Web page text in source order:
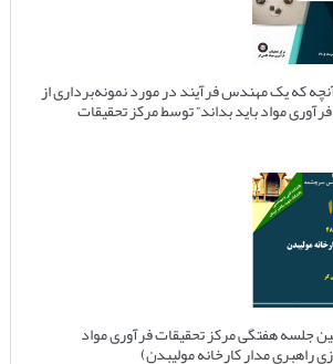
که یک مهندس فرآیند در مورد نمونه‌برداری از
مواد باید بداند” توسط مرکز تحقیقات
جلسه هفتگی مرکز تحقیقات فرآوری مواد
راهبری مدار کارخانه مولیبدن)